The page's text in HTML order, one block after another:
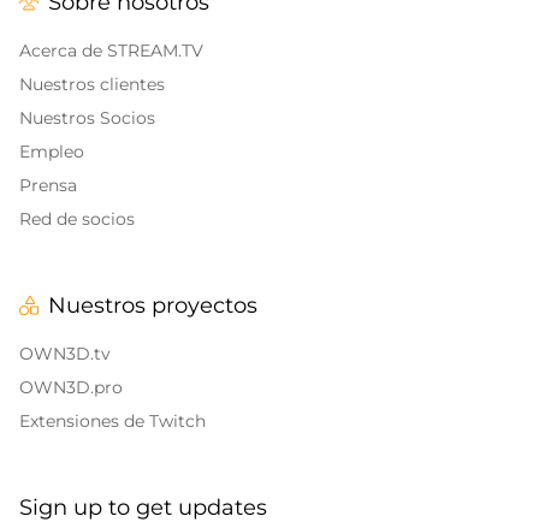
IRL Overlays
Game Overlays
Overlays de Call of Duty
Overlays Fortnite
CS:GO
Valorant
Alertas y Sonidos
Banners finales de Twitch
Banners de pausa de Twitch
Acerca de STREAM.TV
Nuestros clientes
Nuestros Socios
Empleo
Prensa
Red de socios
Nuestros proyectos
OWN3D.tv
OWN3D.pro
Extensiones de Twitch
Sign up to get updates